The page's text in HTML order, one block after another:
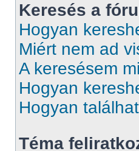
Keresés a
Hogyan
Miért nem ad
A keresésem
Hogyan
Hogyan
Téma